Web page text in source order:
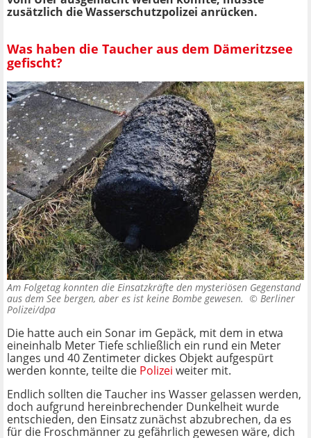
zusätzlich die Wasserschutzpolizei anrücken.
Was haben die Taucher aus dem Dämeritzsee
gefischt?
Am Folgetag konnten die Einsatzkräfte den mysteriösen Gegenstand
aus dem See bergen, aber es ist keine Bombe gewesen. © Berliner
Polizei/dpa
Die hatte auch ein Sonar im Gepäck, mit dem in etwa
eineinhalb Meter Tiefe schließlich ein rund ein Meter
langes und 40 Zentimeter dickes Objekt aufgespürt
werden konnte, teilte die Polizei weiter mit.
Endlich sollten die Taucher ins Wasser gelassen werden,
doch aufgrund hereinbrechender Dunkelheit wurde
entschieden, den Einsatz zunächst abzubrechen, da es
für die Froschmänner zu gefährlich gewesen wäre, dich